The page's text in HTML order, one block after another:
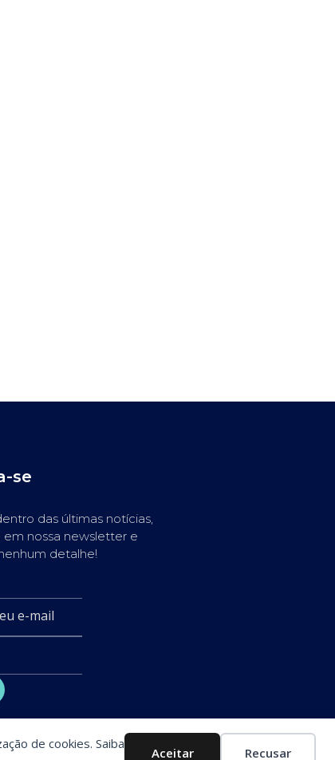
de cookies. Saiba
Aceitar Recusar
se
das últimas notícias,
em nossa newsletter e
detalhe!